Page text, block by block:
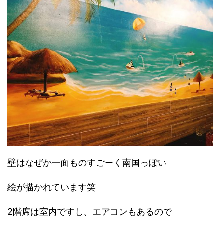
壁はなぜか一面ものすごーく南国っぽい
絵が描かれています笑
2階席は室内ですし、エアコンもあるので